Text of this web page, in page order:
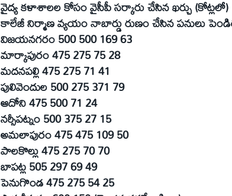
వైద్య కళాశాలల కోసం వైసీపీ సర్కారు చేసిన ఖర్చు (కోట్లలో)
కాలేజీ నిర్మాణ వ్యయం నాబార్డు రుణం చేసిన పనులు
విజయనగరం 500 500 169 63
మార్కాపురం 475 275 75 28
మదనపల్లి 475 275 71 41
పులివెందుల 500 275 371 79
ఆదోని 475 500 71 24
నర్సీపట్నం 500 375 27 15
అమలాపురం 475 475 109 50
పాలకొల్లు 475 275 70 70
బాపట్ల 505 297 69 49
పెనుగొండ 475 275 54 25